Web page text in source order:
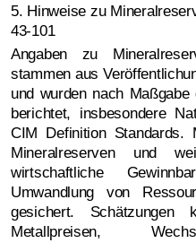
5. Hinweise zu
43-101
Angaben zu
stammen aus
und wurden nach
berichtet, insbesondere
CIM Definition Standards.
Mineralreserven und
wirtschaftliche
Umwandlung von
gesichert.
Metallpreisen,